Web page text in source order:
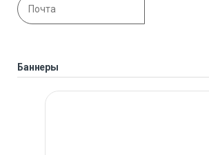
Баннеры